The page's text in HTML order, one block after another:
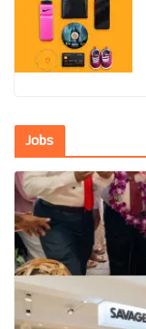
Jobs